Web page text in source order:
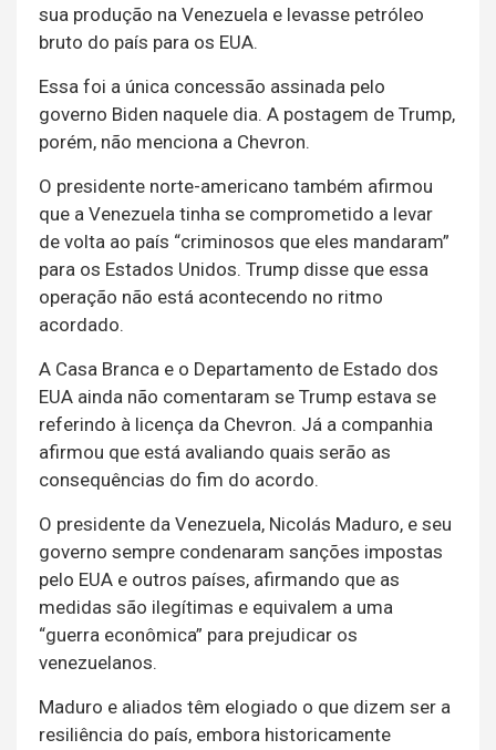
sua produção na Venezuela e levasse petróleo
bruto do país para os EUA.
Essa foi a única concessão assinada pelo
governo Biden naquele dia. A postagem de Trump,
porém, não menciona a Chevron.
O presidente norte-americano também afirmou
que a Venezuela tinha se comprometido a levar
de volta ao país “criminosos que eles mandaram”
para os Estados Unidos. Trump disse que essa
operação não está acontecendo no ritmo
acordado.
A Casa Branca e o Departamento de Estado dos
EUA ainda não comentaram se Trump estava se
referindo à licença da Chevron. Já a companhia
afirmou que está avaliando quais serão as
consequências do fim do acordo.
O presidente da Venezuela, Nicolás Maduro, e seu
governo sempre condenaram sanções impostas
pelo EUA e outros países, afirmando que as
medidas são ilegítimas e equivalem a uma
“guerra econômica” para prejudicar os
venezuelanos.
Maduro e aliados têm elogiado o que dizem ser a
resiliência do país, embora historicamente